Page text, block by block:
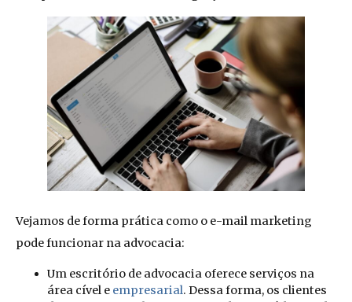
Vejamos de forma prática como o e-mail marketing
pode funcionar na advocacia:
Um escritório de advocacia oferece serviços na
área cível e empresarial. Dessa forma, os clientes